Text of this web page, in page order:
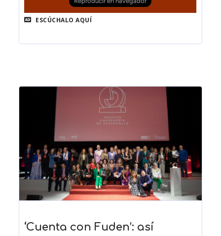
ESCÚCHALO AQUÍ
‘Cuenta con Fuden’: así